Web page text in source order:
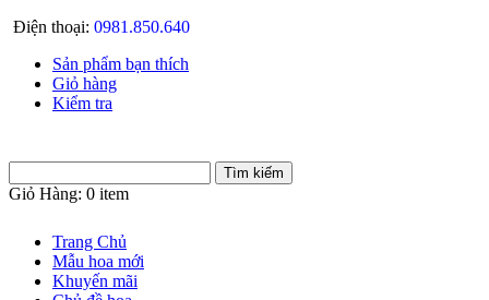
Điện thoại: 0981.850.640
Sản phẩm bạn thích
Giỏ hàng
Kiểm tra
Giỏ Hàng: 0 item
Trang Chủ
Mẫu hoa mới
Khuyến mãi